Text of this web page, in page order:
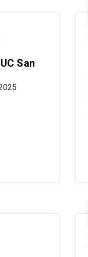
San